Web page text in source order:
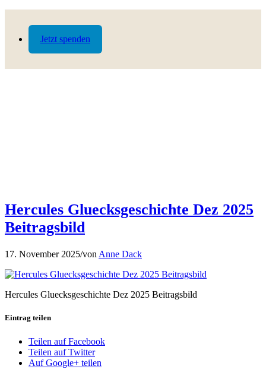
Jetzt spenden
Hercules Gluecksgeschichte Dez 2025
Beitragsbild
17. November 2025/von Anne Dack
Hercules Gluecksgeschichte Dez 2025 Beitragsbild
Eintrag teilen
Teilen auf Facebook
Teilen auf Twitter
Auf Google+ teilen